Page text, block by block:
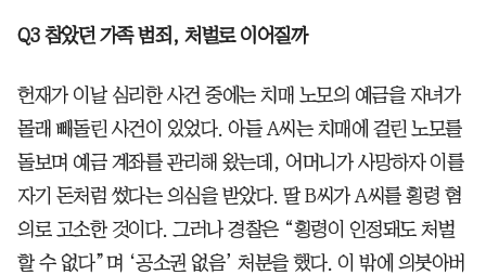
Q3 참았던 가족 범죄, 처벌로 이어질까
헌재가 이날 심리한 사건 중에는 치매 노모의 예금을 자녀가
몰래 빼돌린 사건이 있었다. 아들 A씨는 치매에 걸린 노모를
돌보며 예금 계좌를 관리해 왔는데, 어머니가 사망하자 이를
자기 돈처럼 썼다는 의심을 받았다. 딸 B씨가 A씨를 횡령 혐
의로 고소한 것이다. 그러나 경찰은 “횡령이 인정돼도 처벌
할 수 없다”며 ‘공소권 없음’ 처분을 했다. 이 밖에 의붓아버